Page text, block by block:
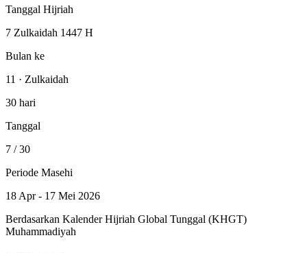
Tanggal Hijriah
7 Zulkaidah 1447 H
Bulan ke
11 · Zulkaidah
30 hari
Tanggal
7 / 30
Periode Masehi
18 Apr - 17 Mei 2026
Berdasarkan Kalender Hijriah Global Tunggal (KHGT)
Muhammadiyah